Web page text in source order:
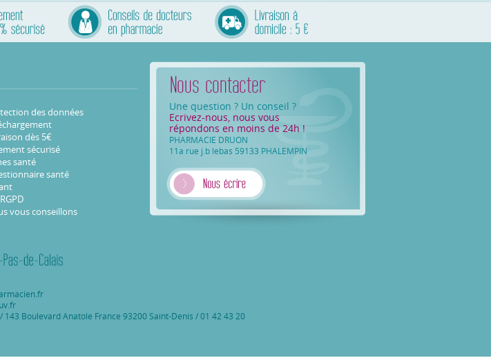
des données
dès 5€
sécurisé
santé
santé
vous conseillons
Une question ? Un conseil ?
Ecrivez-nous, nous vous
répondons en moins de 24h !
PHARMACIE DRUON
11a rue j.b lebas 59133 PHALEMPIN
/ 143 Boulevard Anatole France 93200 Saint-Denis / 01 42 43 20